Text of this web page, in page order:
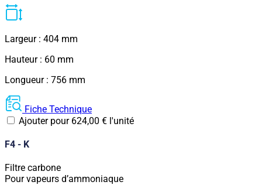
Largeur : 404 mm
Hauteur : 60 mm
Longueur : 756 mm
Fiche Technique
Ajouter pour 624,00 € l'unité
F4 - K
Filtre carbone
Pour vapeurs d’ammoniaque